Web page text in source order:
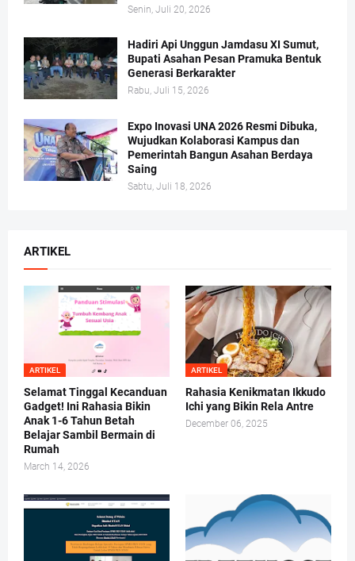
Senin, Juli 20, 2026
Hadiri Api Unggun Jamdasu XI Sumut,
Bupati Asahan Pesan Pramuka Bentuk
Generasi Berkarakter
Rabu, Juli 15, 2026
Expo Inovasi UNA 2026 Resmi Dibuka,
Wujudkan Kolaborasi Kampus dan
Pemerintah Bangun Asahan Berdaya
Saing
Sabtu, Juli 18, 2026
ARTIKEL
ARTIKEL
Selamat Tinggal Kecanduan
Gadget! Ini Rahasia Bikin
Anak 1-6 Tahun Betah
Belajar Sambil Bermain di
Rumah
March 14, 2026
ARTIKEL
Rahasia Kenikmatan Ikkudo
Ichi yang Bikin Rela Antre
December 06, 2025